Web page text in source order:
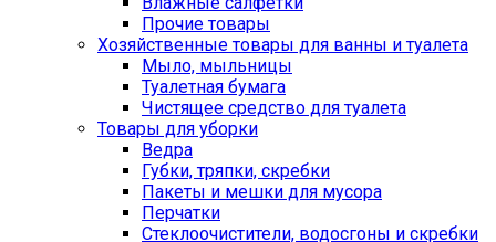
Прочие товары
Хозяйственные товары для ванны и туалета
Мыло, мыльницы
Туалетная бумага
Чистящее средство для туалета
Товары для уборки
Ведра
Губки, тряпки, скребки
Пакеты и мешки для мусора
Перчатки
Стеклоочистители, водосгоны и скребки